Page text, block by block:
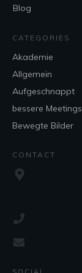
Blog
CATEGORIES
Akademie
Allgemein
Aufgeschnappt
bessere Meetings
Bewegte Bilder
CONTACT